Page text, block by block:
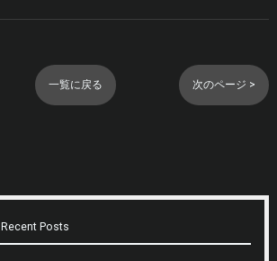
一覧に戻る 次のページ >
Recent Posts